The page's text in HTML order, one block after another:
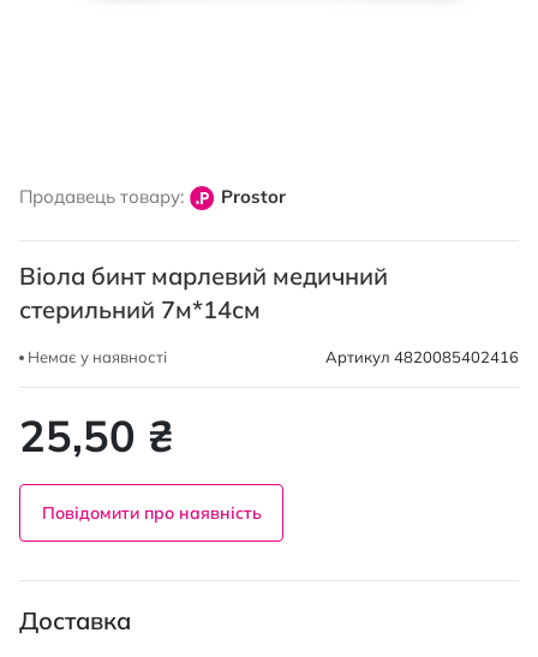
початку
зображень
Продавець товару: Prostor
Віола бинт марлевий медичний
стерильний 7м*14см
Немає у наявності Артикул 4820085402416
25,50 ₴
Повідомити про наявність
Доставка